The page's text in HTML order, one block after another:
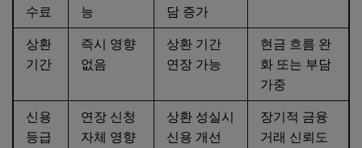
수료
능
담 증가
상환
기간
즉시 영향
없음
상환 기간
연장 가능
현금 흐름 완
화 또는 부담
가중
신용
등급
연장 신청
자체 영향
상환 성실시
신용 개선
장기적 금융
거래 신뢰도